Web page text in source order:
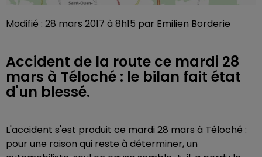
Modifié : 28 mars 2017 à 8h15 par Emilien Borderie
Accident de la route ce mardi 28
mars à Téloché : le bilan fait état
d'un blessé.
L'accident s'est produit ce mardi 28 mars à Téloché :
pour une raison qui reste à déterminer, un